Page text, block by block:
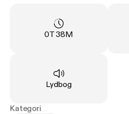
Varighed
0T 38M
Type:
Lydbog
Kategori